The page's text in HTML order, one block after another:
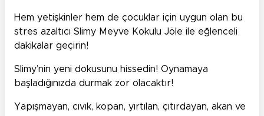
Hem yetişkinler hem de çocuklar için uygun olan bu
stres azaltıcı Slimy Meyve Kokulu Jöle ile eğlenceli
dakikalar geçirin!
Slimy’nin yeni dokusunu hissedin! Oynamaya
başladığınızda durmak zor olacaktır!
Yapışmayan, cıvık, kopan, yırtılan, çıtırdayan, akan ve